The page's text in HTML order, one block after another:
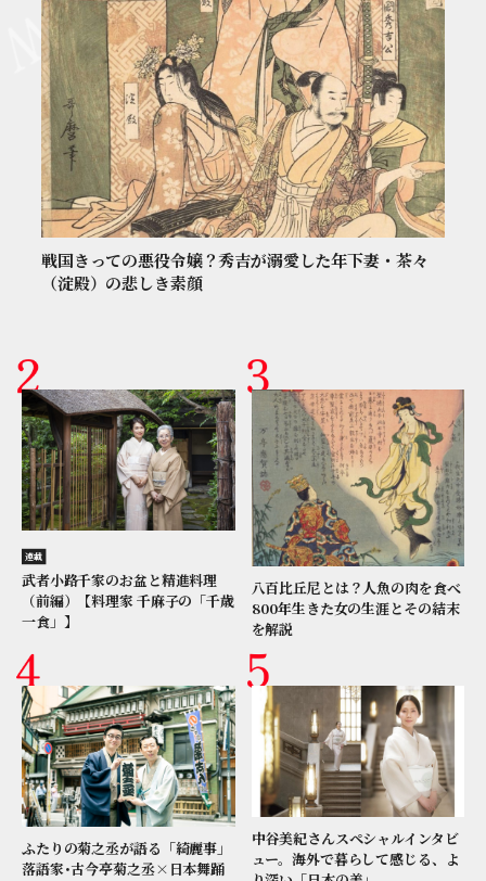
戦国きっての悪役令嬢？秀吉が溺愛した年下妻・茶々
（淀殿）の悲しき素顔
連載
武者小路千家のお盆と精進料理
（前編）【料理家 千麻子の「千歳
一食」】
八百比丘尼とは？人魚の肉を食べ
800年生きた女の生涯とその結末
を解説
ふたりの菊之丞が語る「綺麗事」
落語家･古今亭菊之丞×日本舞踊
中谷美紀さんスペシャルインタビ
ュー。海外で暮らして感じる、よ